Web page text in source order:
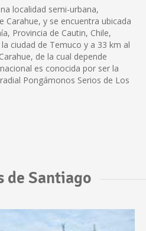
localidad semi-urbana,
Carahue, y se encuentra ubicada
Provincia de Cautin, Chile,
ciudad de Temuco y a 33 km al
de la cual depende
es conocida por ser la
Pongámonos Serios de Los
de Santiago